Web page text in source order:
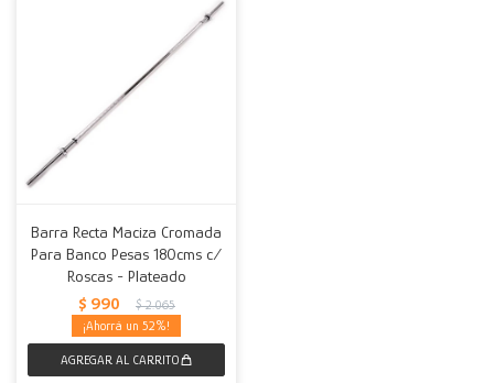
Barra Recta Maciza Cromada
Para Banco Pesas 180cms c/
Roscas - Plateado
$ 990 $ 2.065
52